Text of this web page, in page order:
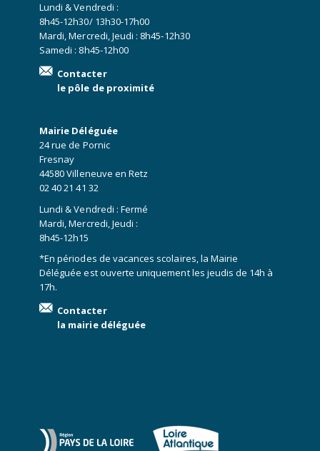
Lundi & Vendredi :
8h45-12h30/ 13h30-17h00
Mardi, Mercredi, Jeudi : 8h45-12h30
Samedi : 8h45-12h00
Contacter
le pôle de proximité
Mairie Déléguée
24 rue de Pornic
Fresnay
44580 Villeneuve en Retz
02 40 21 41 32
Lundi & Vendredi : Fermé
Mardi, Mercredi, Jeudi :
8h45-12h15
*En périodes de vacances scolaires, la Mairie
Déléguée est ouverte uniquement les jeudis de 14h à
17h.
Contacter
la mairie déléguée